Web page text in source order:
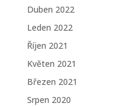
Duben 2022
Leden 2022
Říjen 2021
Květen 2021
Březen 2021
Srpen 2020